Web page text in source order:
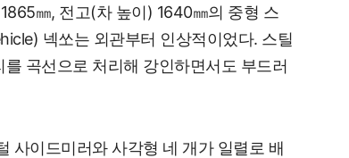
㎜, 전고(차 높이) 1640㎜의 중형 스
넥쏘는 외관부터 인상적이었다. 스틸
곡선으로 처리해 강인하면서도 부드러
사이드미러와 사각형 네 개가 일렬로 배